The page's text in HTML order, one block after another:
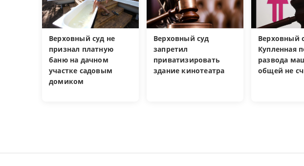
Верховный суд не
признал платную
баню на дачном
участке садовым
домиком
Верховный суд
запретил
приватизировать
здание кинотеатра
Верховный
Купленная
развода
общей не